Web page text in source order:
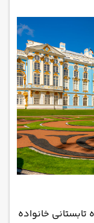
تابستانی خانواده